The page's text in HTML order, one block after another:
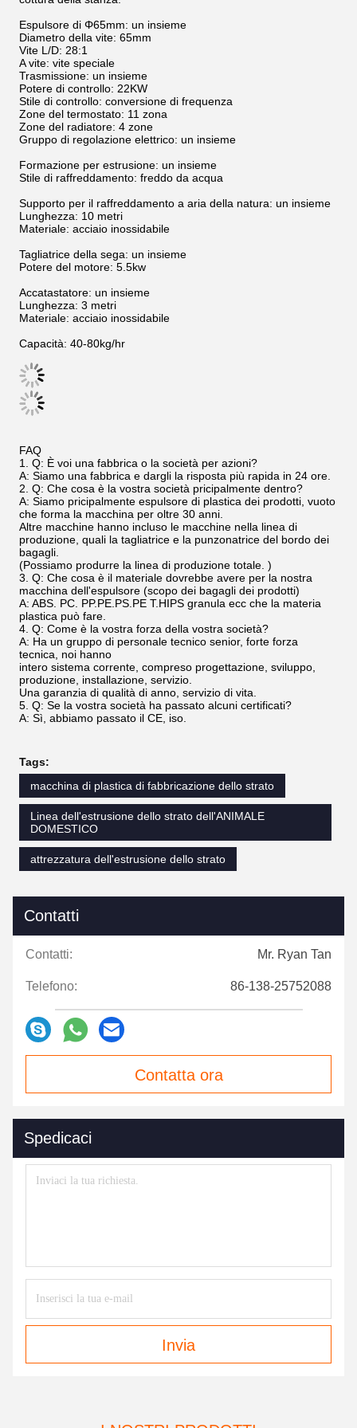
Espulsore di Φ65mm: un insieme
Diametro della vite: 65mm
Vite L/D: 28:1
A vite: vite speciale
Trasmissione: un insieme
Potere di controllo: 22KW
Stile di controllo: conversione di frequenza
Zone del termostato: 11 zona
Zone del radiatore: 4 zone
Gruppo di regolazione elettrico: un insieme
Formazione per estrusione: un insieme
Stile di raffreddamento: freddo da acqua
Supporto per il raffreddamento a aria della natura: un insieme
Lunghezza: 10 metri
Materiale: acciaio inossidabile
Tagliatrice della sega: un insieme
Potere del motore: 5.5kw
Accatastatore: un insieme
Lunghezza: 3 metri
Materiale: acciaio inossidabile
Capacità: 40-80kg/hr
FAQ
1. Q: È voi una fabbrica o la società per azioni?
A: Siamo una fabbrica e dargli la risposta più rapida in 24 ore.
2. Q: Che cosa è la vostra società pricipalmente dentro?
A: Siamo pricipalmente espulsore di plastica dei prodotti, vuoto
che forma la macchina per oltre 30 anni.
Altre macchine hanno incluso le macchine nella linea di
produzione, quali la tagliatrice e la punzonatrice del bordo dei
bagagli.
(Possiamo produrre la linea di produzione totale. )
3. Q: Che cosa è il materiale dovrebbe avere per la nostra
macchina dell'espulsore (scopo dei bagagli dei prodotti)
A: ABS. PC. PP.PE.PS.PE T.HIPS granula ecc che la materia
plastica può fare.
4. Q: Come è la vostra forza della vostra società?
A: Ha un gruppo di personale tecnico senior, forte forza
tecnica, noi hanno
intero sistema corrente, compreso progettazione, sviluppo,
produzione, installazione, servizio.
Una garanzia di qualità di anno, servizio di vita.
5. Q: Se la vostra società ha passato alcuni certificati?
A: Sì, abbiamo passato il CE, iso.
Tags:
macchina di plastica di fabbricazione dello strato
Linea dell'estrusione dello strato dell'ANIMALE
DOMESTICO
attrezzatura dell'estrusione dello strato
Contatti
Contatti: Mr. Ryan Tan
Telefono: 86-138-25752088
Contatta ora
Spedicaci
Invia